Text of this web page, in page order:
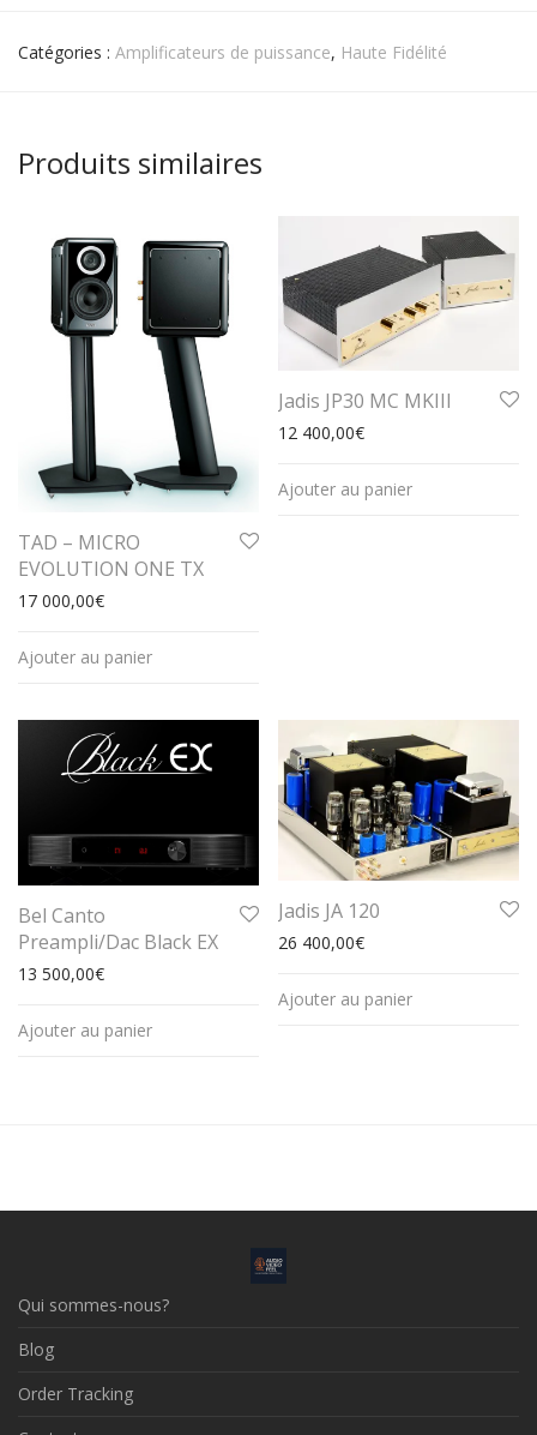
Catégories : Amplificateurs de puissance, Haute Fidélité
Produits similaires
TAD – MICRO
EVOLUTION ONE TX
17 000,00€
Ajouter au panier
Jadis JP30 MC MKIII
12 400,00€
Ajouter au panier
Bel Canto
Preampli/Dac Black EX
13 500,00€
Ajouter au panier
Jadis JA 120
26 400,00€
Ajouter au panier
Qui sommes-nous?
Blog
Order Tracking